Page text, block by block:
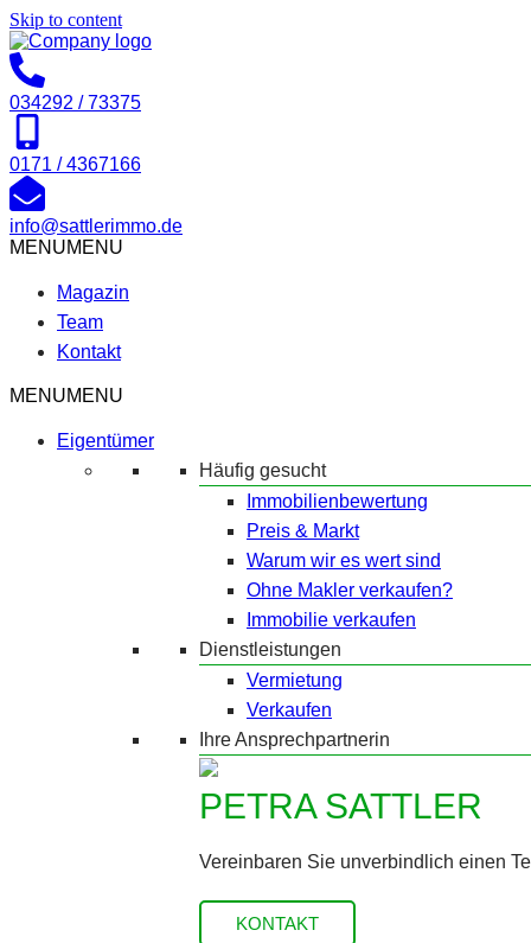
Skip to content
034292 / 73375
0171 / 4367166
info@sattlerimmo.de
MENUMENU
Magazin
Team
Kontakt
MENUMENU
Eigentümer
Häufig gesucht
Immobilienbewertung
Preis & Markt
Warum wir es wert sind
Ohne Makler verkaufen?
Immobilie verkaufen
Dienstleistungen
Vermietung
Verkaufen
Ihre Ansprechpartnerin
PETRA SATTLER
Vereinbaren Sie unverbindlich einen
KONTAKT